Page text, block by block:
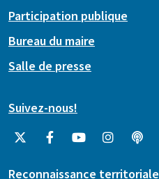
Participation publique
Bureau du maire
Salle de presse
Suivez-nous!
Reconnaissance territoriale